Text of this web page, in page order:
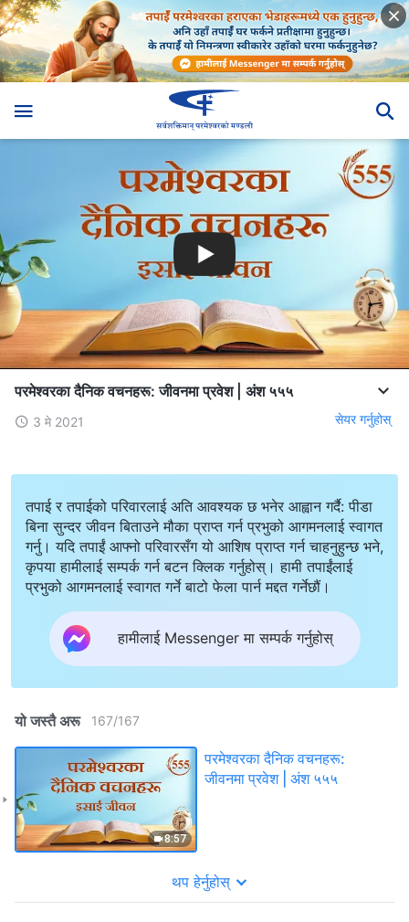
परमेश्‍वरका दैनिक वचनहरू: जीवनमा प्रवेश | अंश ५५५
3 मे 2021 सेयर गर्नुहोस्
तपाई र तपाईको परिवारलाई अति आवश्यक छ भनेर आह्वान गर्दै: पीडा
बिना सुन्दर जीवन बिताउने मौका प्राप्त गर्न प्रभुको आगमनलाई स्वागत
गर्नु। यदि तपाईं आफ्नो परिवारसँग यो आशिष प्राप्त गर्न चाहनुहुन्छ भने,
कृपया हामीलाई सम्पर्क गर्न बटन क्लिक गर्नुहोस्। हामी तपाईंलाई
प्रभुको आगमनलाई स्वागत गर्ने बाटो फेला पार्न मद्दत गर्नेछौं।
हामीलाई Messenger मा सम्पर्क गर्नुहोस्
यो जस्तै अरू 167/167
8:57
परमेश्‍वरका दैनिक वचनहरू:
जीवनमा प्रवेश | अंश ५५५
थप हेर्नुहोस्